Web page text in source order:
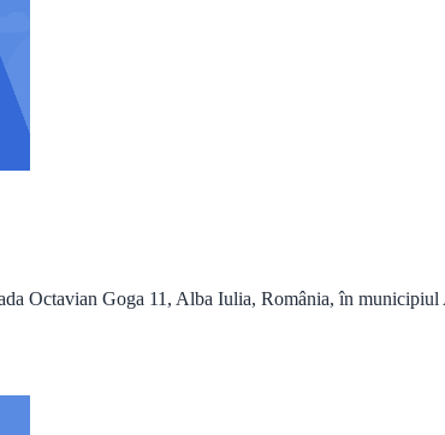
Octavian Goga 11, Alba Iulia, România, în